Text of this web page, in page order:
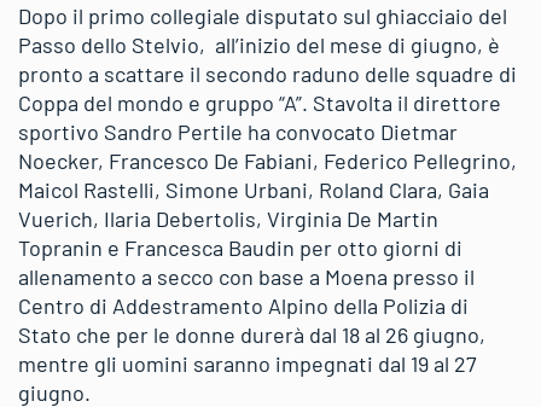
Dopo il primo collegiale disputato sul ghiacciaio del
Passo dello Stelvio, all’inizio del mese di giugno, è
pronto a scattare il secondo raduno delle squadre di
Coppa del mondo e gruppo “A”. Stavolta il direttore
sportivo Sandro Pertile ha convocato Dietmar
Noecker, Francesco De Fabiani, Federico Pellegrino,
Maicol Rastelli, Simone Urbani, Roland Clara, Gaia
Vuerich, Ilaria Debertolis, Virginia De Martin
Topranin e Francesca Baudin per otto giorni di
allenamento a secco con base a Moena presso il
Centro di Addestramento Alpino della Polizia di
Stato che per le donne durerà dal 18 al 26 giugno,
mentre gli uomini saranno impegnati dal 19 al 27
giugno.